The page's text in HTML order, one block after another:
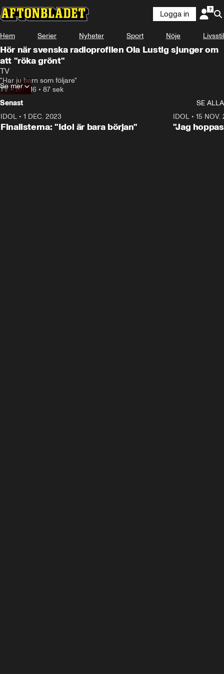
Logga in
Hem Serier Nyheter Sport Nöje Livsstil
Hör när svenska radioprofilen Ola Lustig sjunger om
att "röka grönt"
TV
"Har ju barn som följare"
TV •15.07.16 • 87 sek
Se mer
Senast
SE ALLA
IDOL • 1 DEC. 2023
Finalisterna: "Idol är bara början"
IDOL• 15 NOV.
"Jag